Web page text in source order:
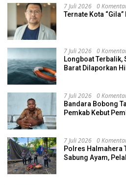
7 Juli 2026 0
Ternate Kota “Gila”
7 Juli 2026 0
Longboat Terbalik,
Barat Dilaporkan
7 Juli 2026 0
Bandara Bobong
Pemkab Kebut
7 Juli 2026 0
Polres Halmahera
Sabung Ayam,